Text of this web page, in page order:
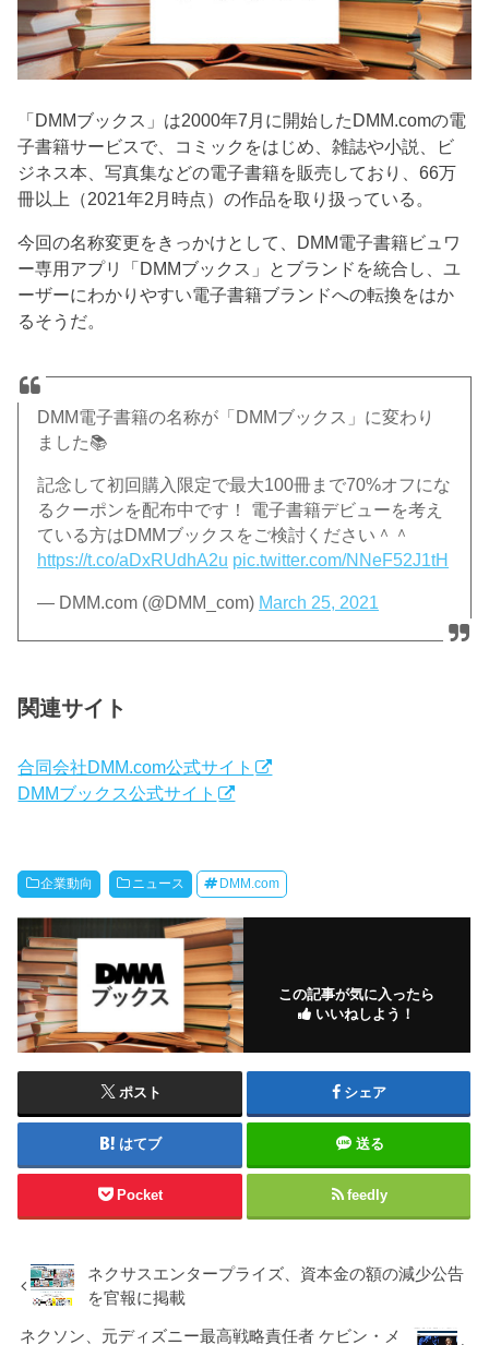
「DMMブックス」は2000年7月に開始したDMM.comの電
子書籍サービスで、コミックをはじめ、雑誌や小説、ビ
ジネス本、写真集などの電子書籍を販売しており、66万
冊以上（2021年2月時点）の作品を取り扱っている。
今回の名称変更をきっかけとして、DMM電子書籍ビュワ
ー専用アプリ「DMMブックス」とブランドを統合し、ユ
ーザーにわかりやすい電子書籍ブランドへの転換をはか
るそうだ。
DMM電子書籍の名称が「DMMブックス」に変わり
ました📚
記念して初回購入限定で最大100冊まで70%オフにな
るクーポンを配布中です！ 電子書籍デビューを考え
ている方はDMMブックスをご検討ください＾＾
https://t.co/aDxRUdhA2u pic.twitter.com/NNeF52J1tH
— DMM.com (@DMM_com) March 25, 2021
関連サイト
合同会社DMM.com公式サイト
DMMブックス公式サイト
企業動向 ニュース DMM.com
この記事が気に入ったら
いいねしよう！
ポスト シェア
はてブ 送る
Pocket feedly
ネクサスエンタープライズ、資本金の額の減少公告
を官報に掲載
ネクソン、元ディズニー最高戦略責任者 ケビン・メ